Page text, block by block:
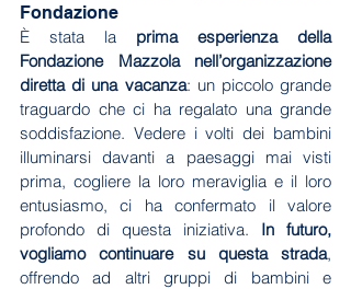
Fondazione
È stata la prima esperienza della
Fondazione Mazzola nell’organizzazione
diretta di una vacanza: un piccolo grande
traguardo che ci ha regalato una grande
soddisfazione. Vedere i volti dei bambini
illuminarsi davanti a paesaggi mai visti
prima, cogliere la loro meraviglia e il loro
entusiasmo, ci ha confermato il valore
profondo di questa iniziativa. In futuro,
vogliamo continuare su questa strada,
offrendo ad altri gruppi di bambini e